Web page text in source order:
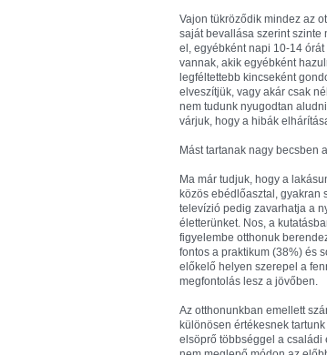
Vajon tükröződik mindez az
saját bevallása szerint szinte
el, egyébként napi 10-14
vannak, akik egyébként
legféltettebb kincseként
elveszítjük, vagy akár csak
nem tudunk nyugodtan
várjuk, hogy a hibák
Mást tartanak nagy becsben
Ma már tudjuk, hogy a
közös ebédlőasztal,
televízió pedig zavarhatja a
életterünket. Nos, a
figyelembe otthonuk
fontos a praktikum (38%) és
előkelő helyen szerepel a
megfontolás lesz a jövőben.
Az otthonunkban emellett
különösen értékesnek
elsöprő többséggel a családi